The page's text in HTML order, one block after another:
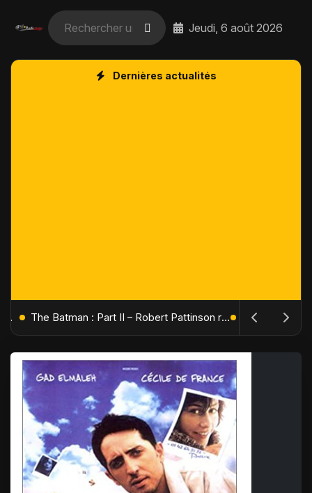
Jeudi, 6 août 2026
Dernières actualités
L'Âge de Glace : Le Réveil du Volcan – Manny, Sid et Diego de retour pour une aventure explosive The Batman : Part II – Robert Pattinson replonge dans les ténèbres de Gotham dès octobre 2027